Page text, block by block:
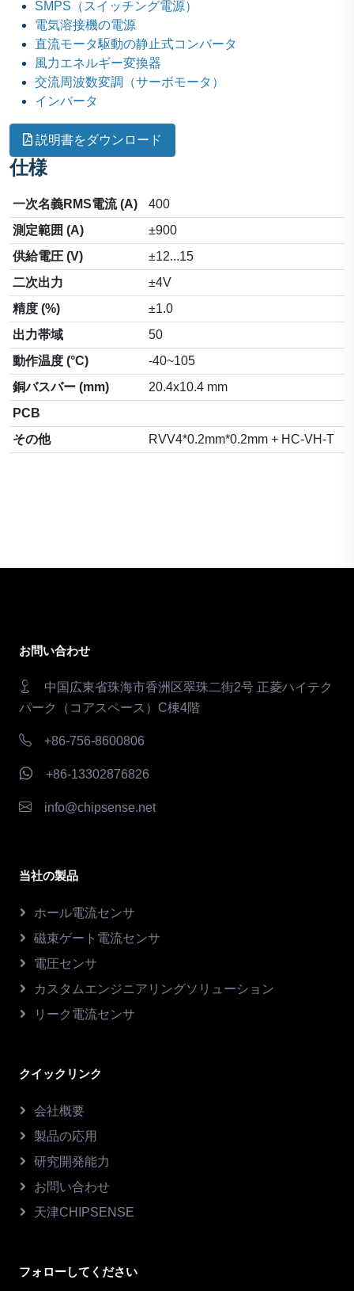
SMPS（スイッチング電源）
電気溶接機の電源
直流モータ駆動の静止式コンバータ
風力エネルギー変換器
交流周波数変調（サーボモータ）
インバータ
説明書をダウンロード
仕様
一次名義RMS電流 (A)
400
測定範囲 (A)
±900
供給電圧 (V)
±12...15
二次出力
±4V
精度 (%)
±1.0
出力帯域
50
動作温度 (°C)
-40~105
銅バスバー (mm)
20.4x10.4 mm
PCB
その他
RVV4*0.2mm*0.2mm + HC-VH-T
お問い合わせ
中国広東省珠海市香洲区翠珠二街2号 正菱ハイテク
パーク（コアスペース）C棟4階
+86-756-8600806
+86-13302876826
info@chipsense.net
当社の製品
ホール電流センサ
磁束ゲート電流センサ
電圧センサ
カスタムエンジニアリングソリューション
リーク電流センサ
クイックリンク
会社概要
製品の応用
研究開発能力
お問い合わせ
天津CHIPSENSE
フォローしてください